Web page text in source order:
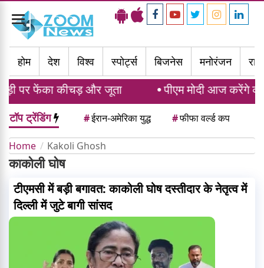
Toggle
navigation
होम
देश विश्व स्पोर्ट्स बिजनेस मनोरंजन
पर फेंका कीचड़ और जूता पीएम मोदी आज करेंगे
टॉप ट्रेंडिंग #ईरान-अमेरिका युद्ध #फीफा वर्ल्ड कप
Home Kakoli Ghosh
काकोली घोष
टीएमसी में बड़ी बगावत: काकोली घोष दस्तीदार के नेतृत्व में
दिल्ली में जुटे बागी सांसद